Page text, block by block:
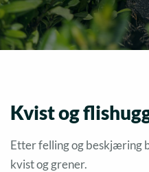
Kvist og
Etter felling og beskjæring
kvist og grener.